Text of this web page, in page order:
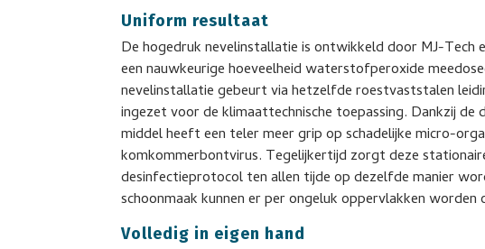
Uniform resultaat
De hogedruk nevelinstallatie is ontwikkeld door MJ-Tech
een nauwkeurige hoeveelheid waterstofperoxide
nevelinstallatie gebeurt via hetzelfde roestvaststalen
ingezet voor de klimaattechnische toepassing. Dankzij de
middel heeft een teler meer grip op schadelijke micro-
komkommerbontvirus. Tegelijkertijd zorgt deze
desinfectieprotocol ten allen tijde op dezelfde manier
schoonmaak kunnen er per ongeluk oppervlakken worden
Volledig in eigen hand